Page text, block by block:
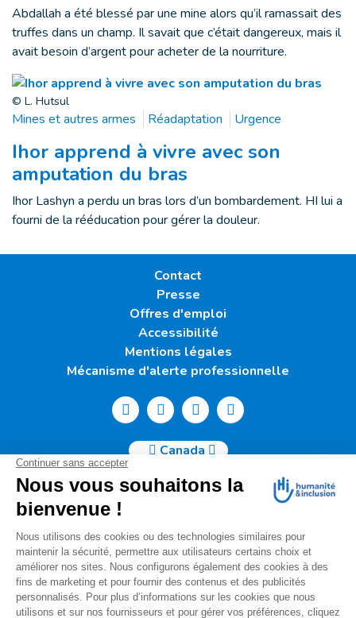
Abdallah a été blessé par une mine alors qu’il ramassait des
truffes dans un champ. Il savait que c’était dangereux, mais il
avait besoin d’argent pour acheter de la nourriture.
© L. Hutsul
Mines et autres armes Réadaptation Urgence
Ihor apprend à vivre avec son
amputation du bras
Ihor Lashyn a perdu un bras lors d’un bombardement. HI lui a
fourni de la rééducation pour gérer la douleur.
Contact
Presse
Offres d'emploi
Accessibilité
Mentions légales
Mécanisme d'alerte professionnelle
Canada
Humanité & Inclusion Canada | 50, Sainte-Catherine Ouest -
Suite 500b | H2X 3V4 Montréal
info@canada.hi.org
Tél. : (514) 908-2813